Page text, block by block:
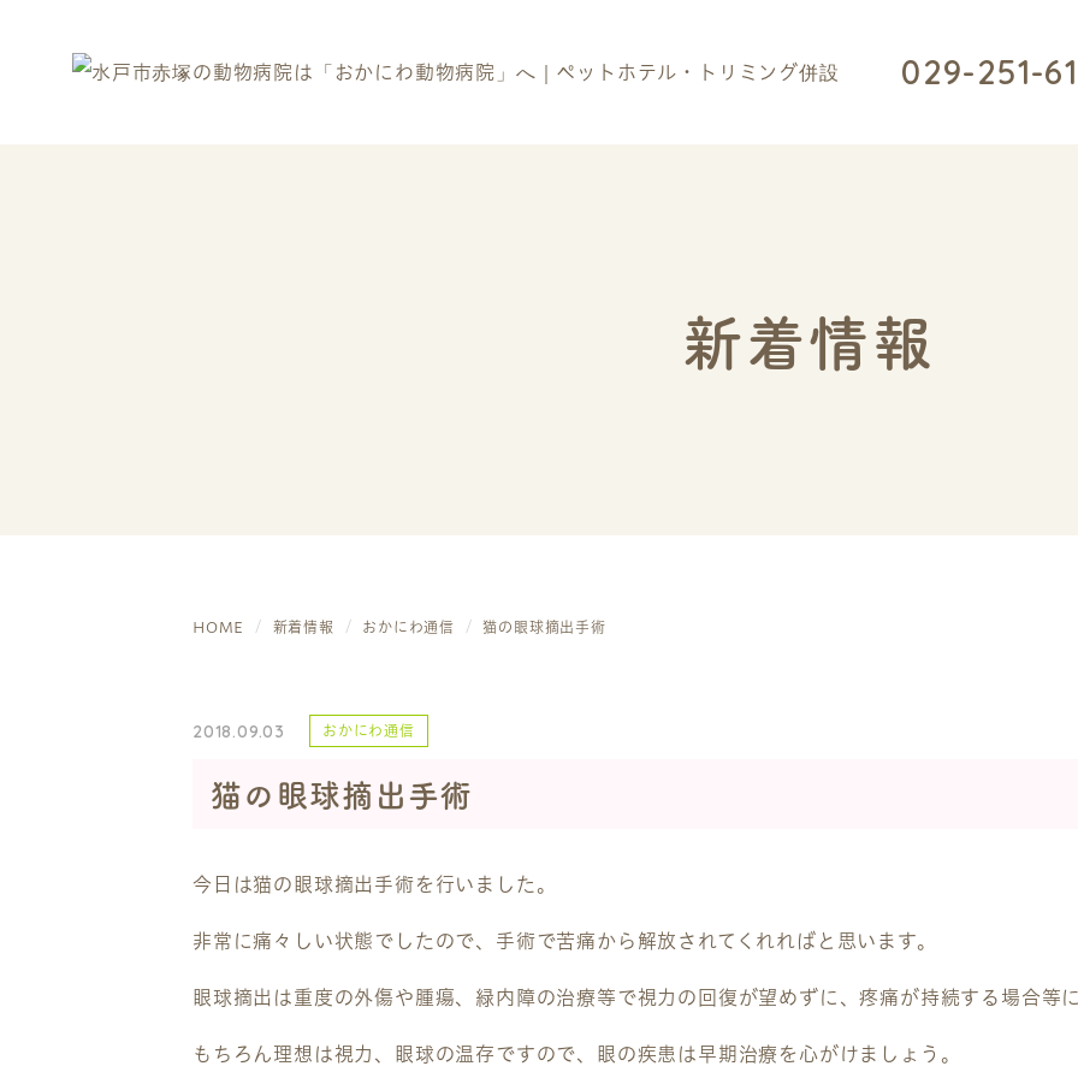
029-251-
新着情報
HOME 新着情報 おかにわ通信 猫の眼球摘出手術
2018.09.03 おかにわ通信
猫の眼球摘出手術
今日は猫の眼球摘出手術を行いました。
非常に痛々しい状態でしたので、手術で苦痛から解放されてくれればと思います。
眼球摘出は重度の外傷や腫瘍、緑内障の治療等で視力の回復が望めずに、疼痛が持続する場合等
もちろん理想は視力、眼球の温存ですので、眼の疾患は早期治療を心がけましょう。